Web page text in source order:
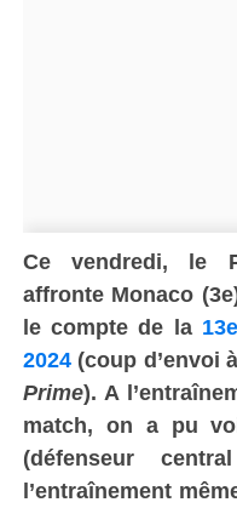
Ce vendredi, le
affronte Monaco
le compte de la
2024(coup d’envoi
Prime). A
match, on a pu
(défenseur
l’entraînement